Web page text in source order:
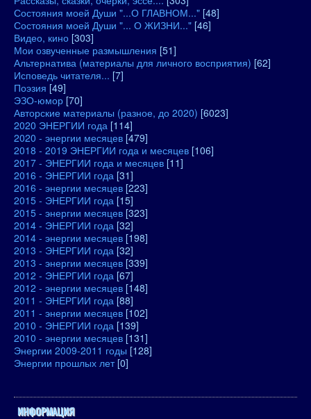
Состояния моей Души "...О ГЛАВНОМ..." [48]
Состояния моей Души "... О ЖИЗНИ..." [46]
Видео, кино [303]
Мои озвученные размышления [51]
Альтернатива (материалы для личного восприятия) [62]
Исповедь читателя... [7]
Поэзия [49]
ЭЗО-юмор [70]
Авторские материалы (разное, до 2020) [6023]
2020 ЭНЕРГИИ года [114]
2020 - энергии месяцев [479]
2018 - 2019 ЭНЕРГИИ года и месяцев [106]
2017 - ЭНЕРГИИ года и месяцев [11]
2016 - ЭНЕРГИИ года [31]
2016 - энергии месяцев [223]
2015 - ЭНЕРГИИ года [15]
2015 - энергии месяцев [323]
2014 - ЭНЕРГИИ года [32]
2014 - энергии месяцев [198]
2013 - ЭНЕРГИИ года [32]
2013 - энергии месяцев [339]
2012 - ЭНЕРГИИ года [67]
2012 - энергии месяцев [148]
2011 - ЭНЕРГИИ года [88]
2011 - энергии месяцев [102]
2010 - ЭНЕРГИИ года [139]
2010 - энергии месяцев [131]
Энергии 2009-2011 годы [128]
Энергии прошлых лет [0]
ИНФОРМАЦИЯ